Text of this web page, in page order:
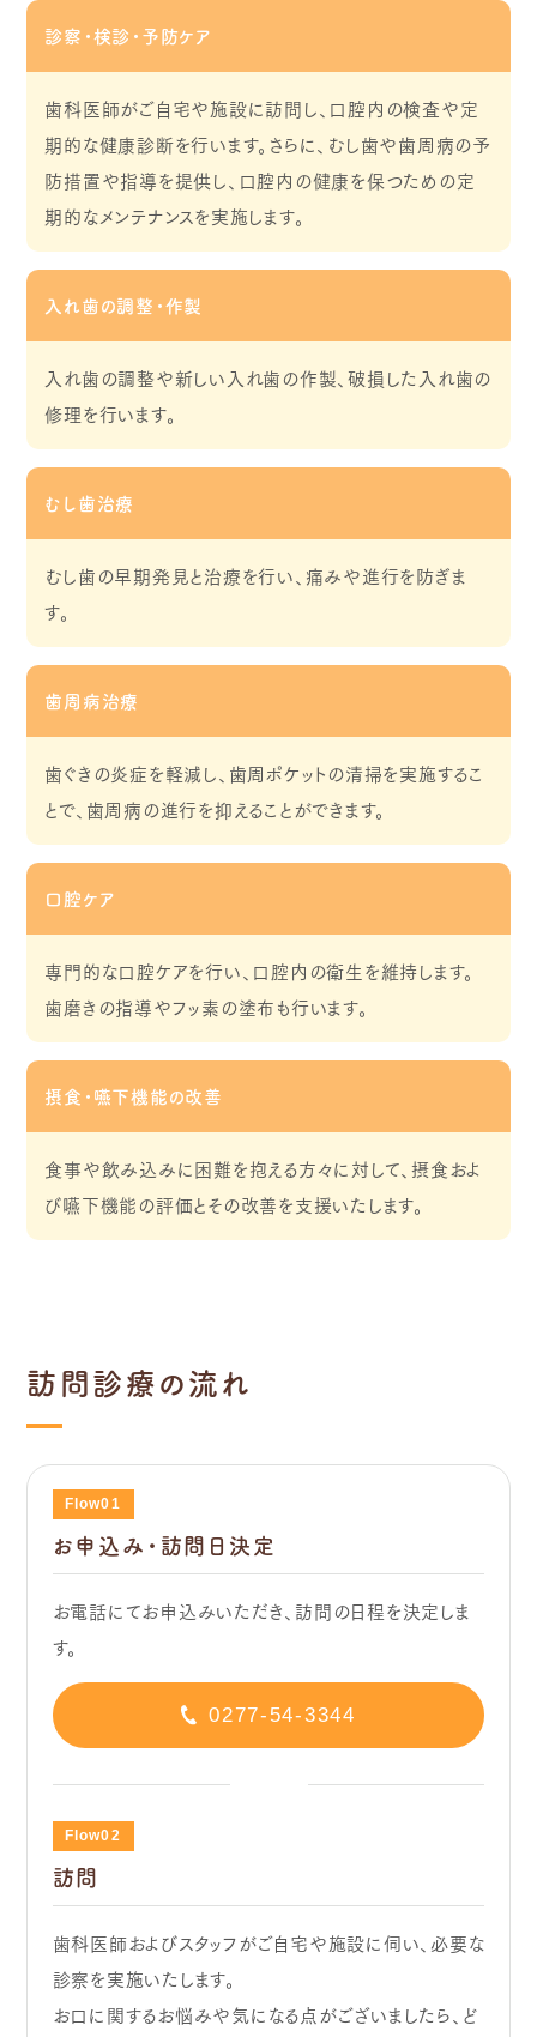
診察・検診・予防ケア
歯科医師がご自宅や施設に訪問し、口腔内の検査や定
期的な健康診断を行います。さらに、むし歯や歯周病の予
防措置や指導を提供し、口腔内の健康を保つための定
期的なメンテナンスを実施します。
入れ歯の調整・作製
入れ歯の調整や新しい入れ歯の作製、破損した入れ歯の
修理を行います。
むし歯治療
むし歯の早期発見と治療を行い、痛みや進行を防ぎま
す。
歯周病治療
歯ぐきの炎症を軽減し、歯周ポケットの清掃を実施するこ
とで、歯周病の進行を抑えることができます。
口腔ケア
専門的な口腔ケアを行い、口腔内の衛生を維持します。
歯磨きの指導やフッ素の塗布も行います。
摂食・嚥下機能の改善
食事や飲み込みに困難を抱える方々に対して、摂食およ
び嚥下機能の評価とその改善を支援いたします。
訪問診療の流れ
Flow01
お申込み・訪問日決定
お電話にてお申込みいただき、訪問の日程を決定しま
す。
0277-54-3344
Flow02
訪問
歯科医師およびスタッフがご自宅や施設に伺い、必要な
診察を実施いたします。
お口に関するお悩みや気になる点がございましたら、ど